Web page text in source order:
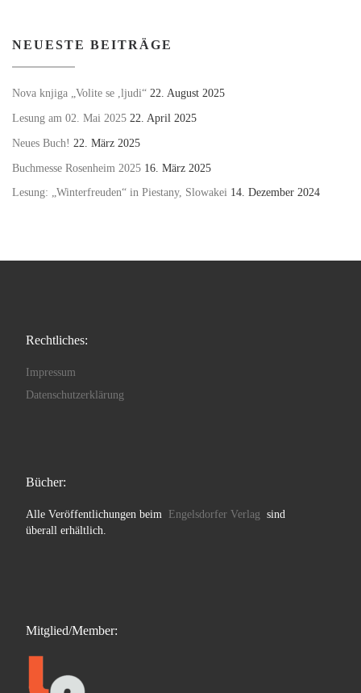
NEUESTE BEITRÄGE
Nova knjiga „Volite se ,ljudi“ 22. August 2025
Lesung am 02. Mai 2025 22. April 2025
Neues Buch! 22. März 2025
Buchmesse Rosenheim 2025 16. März 2025
Lesung: „Winterfreuden“ in Piestany, Slowakei 14. Dezember 2024
Rechtliches:
Impressum
Datenschutzerklärung
Bücher:
Alle Veröffentlichungen beim Engelsdorfer Verlag sind
überall erhältlich.
Mitglied/Member: